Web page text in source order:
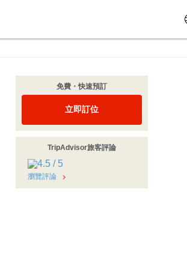
免費・快速預訂
立即訂位
TripAdvisor旅客評論
瀏覽評論